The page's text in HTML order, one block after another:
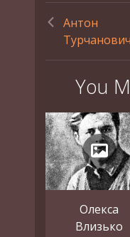
Антон
Турчанович
You
Олекса
Влизько